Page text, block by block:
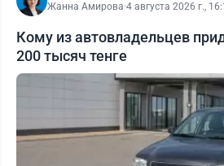
Жанна Амирова·4 августа 2026 г.,
Кому из автовладельцев
200 тысяч тенге